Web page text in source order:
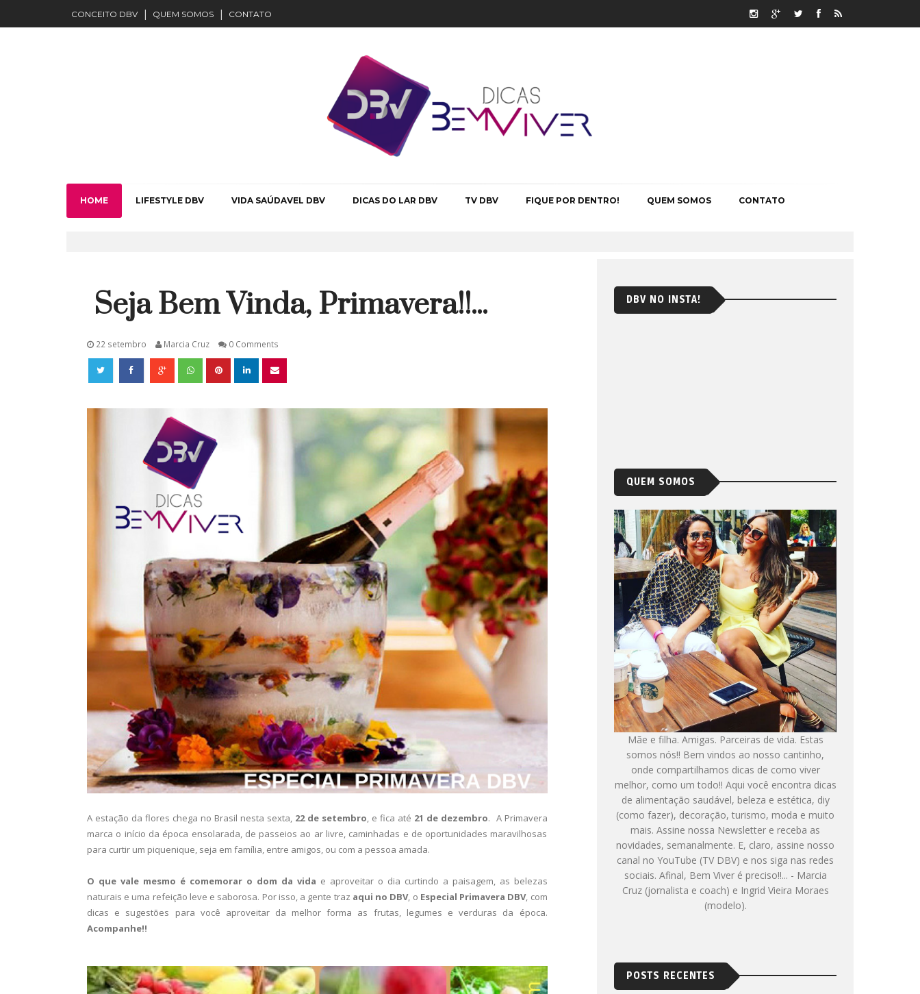
CONCEITO DBV QUEM SOMOS CONTATO
HOME LIFESTYLE DBV VIDA SAÚDAVEL DBV DICAS DO LAR DBV TV DBV FIQUE POR DENTRO! QUEM SOMOS CONTATO
Seja Bem Vinda, Primavera!!...
22 setembro Marcia Cruz 0 Comments
A estação da flores chega no Brasil nesta sexta, 22 de setembro, e fica até 21 de dezembro. A Primavera
marca o início da época ensolarada, de passeios ao ar livre, caminhadas e de oportunidades maravilhosas
para curtir um piquenique, seja em família, entre amigos, ou com a pessoa amada.
O que vale mesmo é comemorar o dom da vida e aproveitar o dia curtindo a paisagem, as belezas
naturais e uma refeição leve e saborosa. Por isso, a gente traz aqui no DBV, o Especial Primavera DBV, com
dicas e sugestões para você aproveitar da melhor forma as frutas, legumes e verduras da época.
Acompanhe!!
DBV NO INSTA!
QUEM SOMOS
Mãe e filha. Amigas. Parceiras de vida. Estas
somos nós!! Bem vindos ao nosso cantinho,
onde compartilhamos dicas de como viver
melhor, como um todo!! Aqui você encontra dicas
de alimentação saudável, beleza e estética, diy
(como fazer), decoração, turismo, moda e muito
mais. Assine nossa Newsletter e receba as
novidades, semanalmente. E, claro, assine nosso
canal no YouTube (TV DBV) e nos siga nas redes
sociais. Afinal, Bem Viver é preciso!!... - Marcia
Cruz (jornalista e coach) e Ingrid Vieira Moraes
(modelo).
POSTS RECENTES